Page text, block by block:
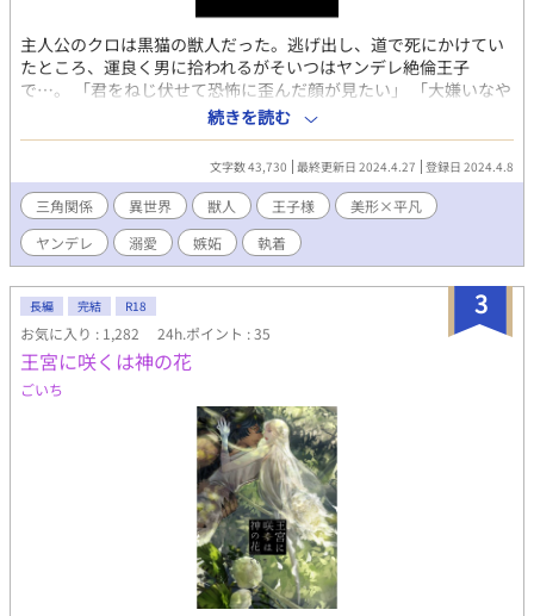
主人公のクロは黒猫の獣人だった。逃げ出し、道で死にかけてい
たところ、運良く男に拾われるがそいつはヤンデレ絶倫王子
で…。 「君をねじ伏せて恐怖に歪んだ顔が見たい」 「大嫌いなや
つに気持ちよくされる気分はどう？」 こいつは俺が出会った中で
一番美しく、そしてやばいやつだった。 可愛そうな獣人がヤンデ
レ王子に溺愛、監禁されて逃げ出そうにも嫉妬執着される話で
す。 注意 妊娠リバなし 流血残酷な表現あり エロ濃いめ
続きを読む
文字数 43,730 最終更新日 2024.4.27 登録日 2024.4.8
三角関係 異世界 獣人 王子様
美形×平凡
ヤンデレ
溺愛 嫉妬 執着
3
長編 完結 R18
お気に入り : 1,282 24h.ポイント : 35
王宮に咲くは神の花
ごいち